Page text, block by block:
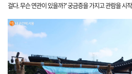
걸다. 무슨 연관이 있을까?'궁금증을 가지고 관람을 시